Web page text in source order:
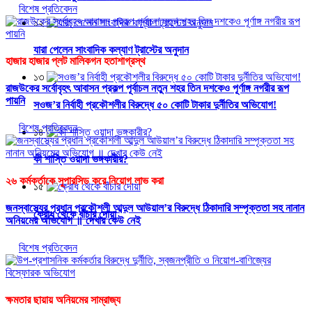
১২
যারা পেলেন সাংবাদিক কল্যাণ ট্রাস্টের অনুদান
১৩
সওজ’র নির্বাহী প্রকৌশলীর বিরুদ্ধে ৫০ কোটি টাকার দুর্নীতির অভিযোগ!
১৪
কী শাস্তি ওয়াদা ভঙ্গকারীর?
১৫
ক্রোধ থেকে বাঁচার দোয়া
বিশেষ প্রতিবেদন
হাজার হাজার প্লট মালিকগন হতাশাগ্রস্থ
রাজউকের সর্বোবৃহৎ আবাসন প্রকল্প পূর্বাচল নতুন শহর তিন দশকেও পূর্ণাঙ্গ নগরীর রূপ
পায়নি
বিশেষ প্রতিবেদন
২৬ কর্মকর্তাকে সুপারসিড করে নিয়োগ লাভ করা
জনস্বাস্থ্যের প্রধান প্রকৌশলী আব্দুল আউয়াল’র বিরুদ্ধে ঠিকাদারি সম্পৃক্ততা সহ নানান
অনিয়মের অভিযোগ ॥ দেখার কেউ নেই
বিশেষ প্রতিবেদন
ক্ষমতার ছায়ায় অনিয়মের সাম্রাজ্য